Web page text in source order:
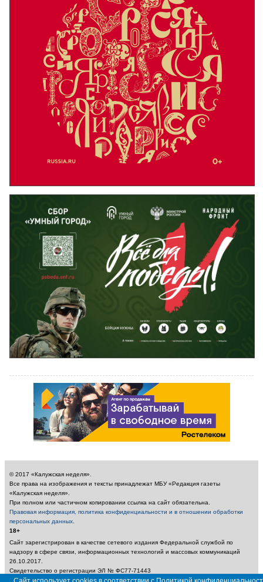
© 2017 «Калужская неделя».
Все права на изображения и тексты принадлежат МБУ «Редакция газеты
«Калужская неделя».
При полном или частичном копировании ссылка на сайт обязательна.
Правовая информация, политика конфиденциальности и в отношении обработки
персональных данных.
18+
Сайт зарегистрирован в качестве сетевого издания Федеральной службой по
надзору в сфере связи, информационных технологий и массовых коммуникаций
26.10.2017.
Свидетельство о регистрации ЭЛ № ФС77-71443
Учредитель: Муниципальное бюджетное учреждение «Редакция газеты «Калужская